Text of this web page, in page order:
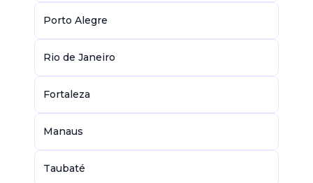
Porto Alegre
Rio de Janeiro
Fortaleza
Manaus
Taubaté